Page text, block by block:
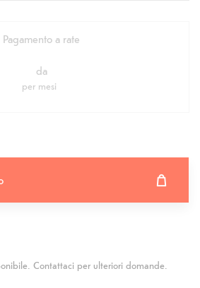
Pagamento a rate
da
permesi
Contattaci per ulteriori domande.